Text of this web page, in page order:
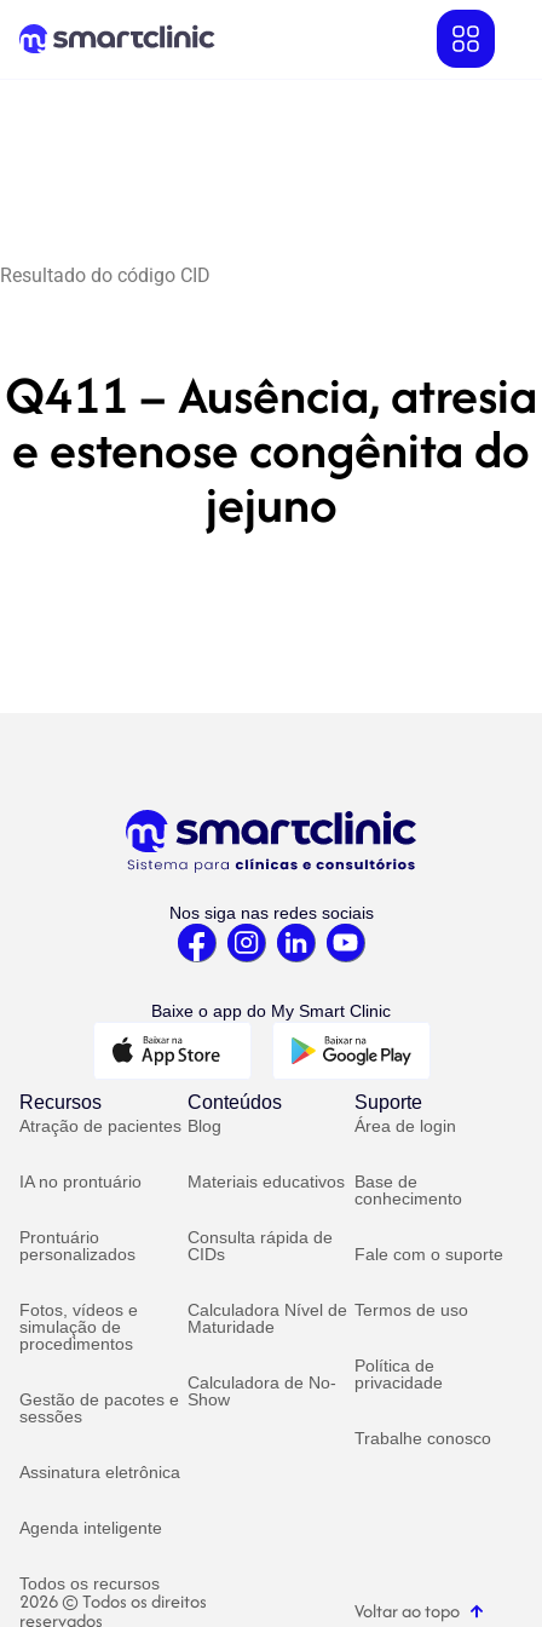
Resultado do código CID
Q411 – Ausência, atresia
e estenose congênita do
jejuno
Nos siga nas redes sociais
Baixe o app do My Smart Clinic
Recursos
Atração de pacientes
IA no prontuário
Prontuário
personalizados
Fotos, vídeos e
simulação de
procedimentos
Gestão de pacotes e
sessões
Assinatura eletrônica
Agenda inteligente
Todos os recursos
Conteúdos
Blog
Materiais educativos
Consulta rápida de
CIDs
Calculadora Nível de
Maturidade
Calculadora de No-
Show
Suporte
Área de login
Base de
conhecimento
Fale com o suporte
Termos de uso
Política de
privacidade
Trabalhe conosco
2026 © Todos os direitos
reservados Voltar ao topo